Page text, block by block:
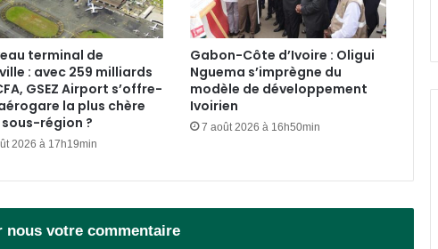
FCFA au 1er semestre 2026
Traite des êtres humains : le Gabon
se dote d’un guide national pour
secourir les victimes
douanières accordées aux
Transport aérien : 80 milliards de
terminal de
: avec 259 milliards
GSEZ Airport s’offre-
la plus chère
région ?
2026 à 17h19min
Gabon-Côte d’Ivoire : Oligui
Nguema s’imprègne du
modèle de développement
Ivoirien
7 août 2026 à 16h50min
nous votre commentaire